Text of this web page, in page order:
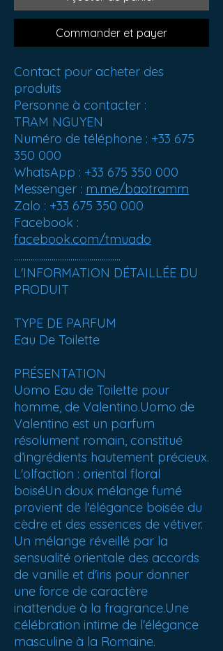
Commander et payer
Contact pour acheter des
produits
Personne à contacter :
TRAM NGUYEN
Numéro de téléphone : +33 675
350 000
WhatsApp : +33 675 350 000
Messenger : m.me/baotramm
Zalo : +33 675 350 000
Facebook :
facebook.com/tmuado
...................................................
L'INFORMATION DÉTAILLÉE DU
PRODUIT
TYPE DE PARFUM
Eau De Toilette
PRÉSENTATION
Uomo Eau de Toilette pour
homme, de Valentino.Uomo de
Valentino est un parfum
résolument romain, constitué
d’ingrédients hautement précieux.
L'olfaction : oriental floral
boiséUn doux mélange fumé
provient de l'élégance boisée du
cèdre et des essences de vétiver.
Un mélange réveillé par la
sensualité orientale des accords
de vanille et d'iris pour donner
une force de caractère
inattendue à la fragrance.Une
célébration intime de l'élégance
masculine à la Romaine.